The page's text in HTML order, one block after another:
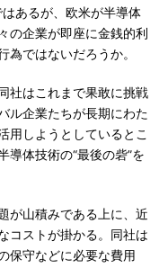
あるが、欧米が半導体
の企業が即座に金銭的利
為ではないだろうか。
社はこれまで果敢に挑戦
ル企業たちが長期にわた
用しようとしているとこ
導体技術の“最後の砦”を
が山積みである上に、近
コストが掛かる。同社は
保守などに必要な費用